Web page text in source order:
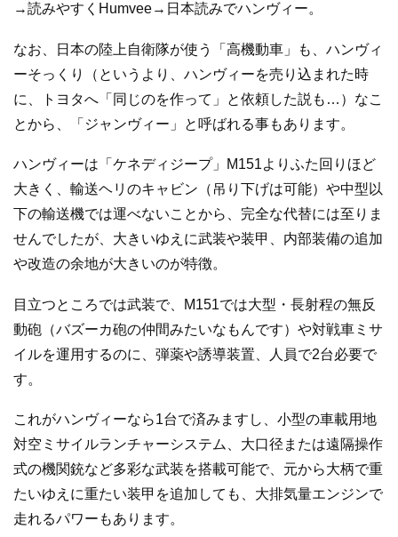
→読みやすくHumvee→日本読みでハンヴィー。
なお、日本の陸上自衛隊が使う「高機動車」も、ハンヴィ
ーそっくり（というより、ハンヴィーを売り込まれた時
に、トヨタへ「同じのを作って」と依頼した説も…）なこ
とから、「ジャンヴィー」と呼ばれる事もあります。
ハンヴィーは「ケネディジープ」M151よりふた回りほど
大きく、輸送ヘリのキャビン（吊り下げは可能）や中型以
下の輸送機では運べないことから、完全な代替には至りま
せんでしたが、大きいゆえに武装や装甲、内部装備の追加
や改造の余地が大きいのが特徴。
目立つところでは武装で、M151では大型・長射程の無反
動砲（バズーカ砲の仲間みたいなもんです）や対戦車ミサ
イルを運用するのに、弾薬や誘導装置、人員で2台必要で
す。
これがハンヴィーなら1台で済みますし、小型の車載用地
対空ミサイルランチャーシステム、大口径または遠隔操作
式の機関銃など多彩な武装を搭載可能で、元から大柄で重
たいゆえに重たい装甲を追加しても、大排気量エンジンで
走れるパワーもあります。